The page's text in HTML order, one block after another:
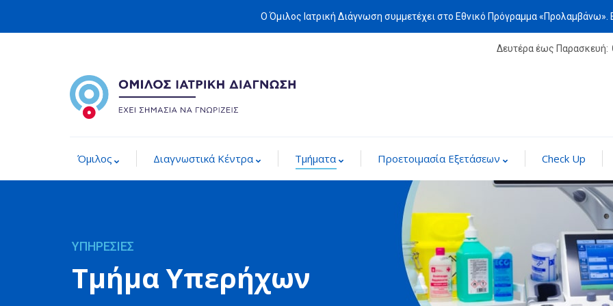
Ο Όμιλος Ιατρική Διάγνωση συμμετέχει στο Εθνικό Πρόγραμμα «Προλαμβάνω».
Δευτέρα έως Παρασκευή:
Όμιλος Διαγνωστικά Κέντρα Τμήματα Προετοιμασία Εξετάσεων Check Up
ΥΠΗΡΕΣΙΕΣ
Τμήμα Υπερήχων